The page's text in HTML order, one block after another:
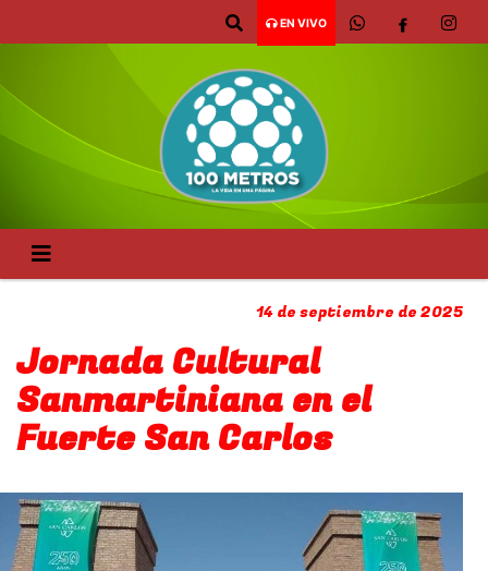
EN VIVO
14 de septiembre de 2025
Jornada Cultural
Sanmartiniana en el
Fuerte San Carlos